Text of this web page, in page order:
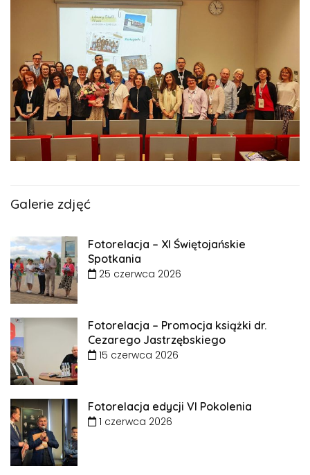
Galerie zdjęć
Fotorelacja – XI Świętojańskie
Spotkania
25 czerwca 2026
Fotorelacja – Promocja książki dr.
Cezarego Jastrzębskiego
15 czerwca 2026
Fotorelacja edycji VI Pokolenia
1 czerwca 2026